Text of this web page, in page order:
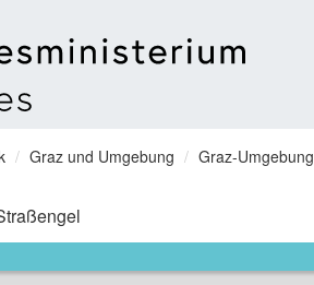
Graz und Umgebung Graz-Umgebung